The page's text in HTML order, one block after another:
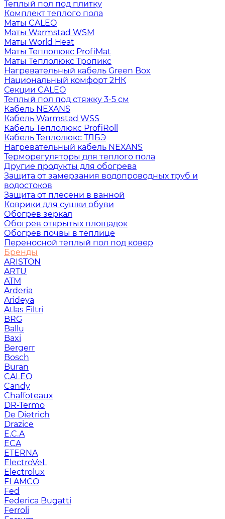
Теплый пол под плитку
Комплект теплого пола
Маты CALEO
Маты Warmstad WSM
Маты World Heat
Маты Теплолюкс ProfiMat
Маты Теплолюкс Тропикс
Нагревательный кабель Green Box
Национальный комфорт 2НК
Секции CALEO
Теплый пол под стяжку 3-5 см
Кабель NEXANS
Кабель Warmstad WSS
Кабель Теплолюкс ProfiRoll
Кабель Теплолюкс ТЛБЭ
Нагревательный кабель NEXANS
Терморегуляторы для теплого пола
Другие продукты для обогрева
Защита от замерзания водопроводных труб и
водостоков
Защита от плесени в ванной
Коврики для сушки обуви
Обогрев зеркал
Обогрев открытых площадок
Обогрев почвы в теплице
Переносной теплый пол под ковер
Бренды
ARISTON
ARTU
ATM
Arderia
Arideya
Atlas Filtri
BRG
Ballu
Baxi
Bergerr
Bosch
Buran
CALEO
Candy
Chaffoteaux
DR-Termo
De Dietrich
Drazice
E.C.A
ECA
ETERNA
ElectroVeL
Electrolux
FLAMCO
Fed
Federica Bugatti
Ferroli